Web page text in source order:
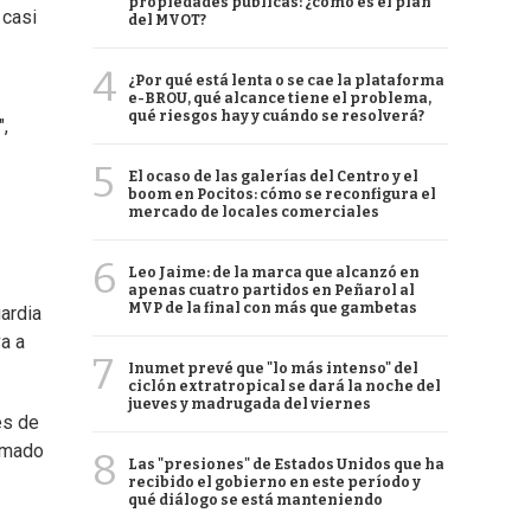
a
de
del MVOT?
4
¿Por qué está lenta o se cae la plataforma
e-BROU, qué alcance tiene el problema,
qué riesgos hay y cuándo se resolverá?
5
El ocaso de las galerías del Centro y el
boom en Pocitos: cómo se reconfigura el
mercado de locales comerciales
6
Leo Jaime: de la marca que alcanzó en
apenas cuatro partidos en Peñarol al
MVP de la final con más que gambetas
7
Inumet prevé que "lo más intenso" del
ciclón extratropical se dará la noche del
jueves y madrugada del viernes
8
Las "presiones" de Estados Unidos que ha
recibido el gobierno en este período y
qué diálogo se está manteniendo